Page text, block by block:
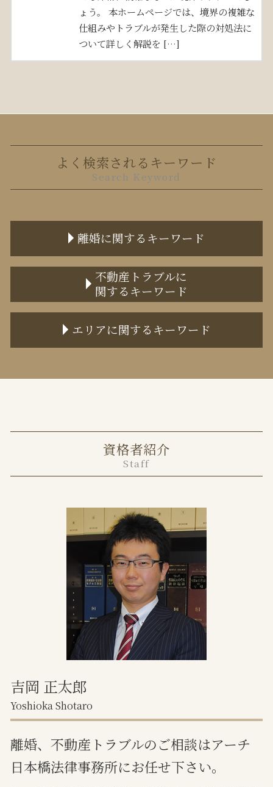
ょう。 本ホームページでは、境界の複雑な
仕組みやトラブルが発生した際の対処法に
ついて詳しく解説を […]
よく検索されるキーワード
Search Keyword
離婚に関するキーワード
離婚裁判 弁護士なし
監護権 手続き
離婚調停 聞かれること
離婚裁判 流れ
協議離婚 弁護士
離婚届 必要書類
養育費 再婚した場合
調停離婚 離婚届
離婚 不貞行為 慰謝料 相場
離婚理由
財産分与 住宅ローン
調停離婚 期間
離婚協議書 公正証書
不動産トラブルに
関するキーワード
不動産トラブル 弁護士
家賃滞納 いつまで
境界トラブル 相談
任意売却とは わかりやすく
任意売却とは メリット デメリット
共有不動産の売却
不動産 トラブル 多い
事業用 賃貸借契約書
遺産分割協議書 不動産 共有
不動産売却 トラブル
相続 不動産 共有分割
任意売却 不動産会社
エリアに関するキーワード
港区 不動産トラブル 弁護士
中央区 不動産トラブル 弁護士
目黒区 離婚 弁護士
目黒区 不動産トラブル 弁護士
資格者紹介
Staff
吉岡 正太郎
Yoshioka Shotaro
離婚、不動産トラブルのご相談はアーチ
日本橋法律事務所にお任せ下さい。